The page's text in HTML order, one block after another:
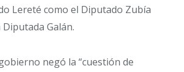
Lereté como el Diputado Zubía
Galán.
negó la “cuestión de